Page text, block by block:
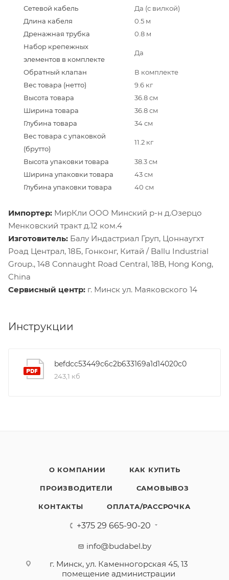
Сетевой кабель
Да (с вилкой)
Длина кабеля
0.5 м
Дренажная трубка
0.8 м
Набор крепежных
элементов в комплекте
Да
Обратный клапан
В комплекте
Вес товара (нетто)
9.6 кг
Высота товара
36.8 см
Ширина товара
36.8 см
Глубина товара
34 см
Вес товара с упаковкой
(брутто)
11.2 кг
Высота упаковки товара
38.3 см
Ширина упаковки товара
43 см
Глубина упаковки товара
40 см
Импортер: МирКли ООО Минский р-н д.Озерцо
Менковский тракт д.12 ком.4
Изготовитель: Балу Индастриал Груп, Цоннаугхт
Роад Централ, 18Б, Гонконг, Китай / Ballu Industrial
Group., 148 Connaught Road Central, 18B, Hong Kong,
China
Сервисный центр: г. Минск ул. Маяковского 14
Инструкции
befdcc53449c6c2b633169a1d14020c0
243,1 кб
О КОМПАНИИ КАК КУПИТЬ
ПРОИЗВОДИТЕЛИ САМОВЫВОЗ
КОНТАКТЫ ОПЛАТА/РАССРОЧКА
+375 29 665-90-20
info@budabel.by
г. Минск, ул. Каменногорская 45, 13
помещение администрации